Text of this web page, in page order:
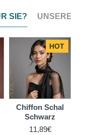
SIE? UNSERE
HOT
Chiffon Schal
Schwarz
11,89€